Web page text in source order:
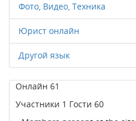
Фото, Видео, Техника
Юрист онлайн
Другой язык
Онлайн 61
Участники 1 Гости 60